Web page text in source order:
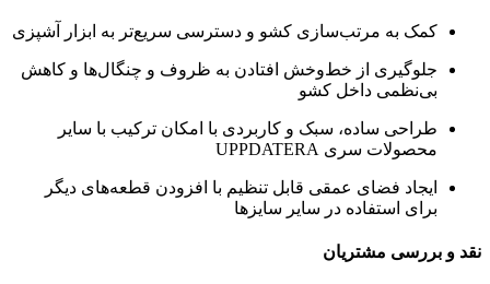
کمک به مرتب‌سازی کشو و دسترسی سریع‌تر به ابزار آشپزی
جلوگیری از خط‌وخش‌ افتادن به ظروف و چنگال‌ها و کاهش
بی‌نظمی داخل کشو
طراحی ساده، سبک و کاربردی با امکان ترکیب با سایر
محصولات سری UPPDATERA
ایجاد فضای عمقی قابل تنظیم با افزودن قطعه‌های دیگر
برای استفاده در سایر سایزها
نقد و بررسی مشتریان